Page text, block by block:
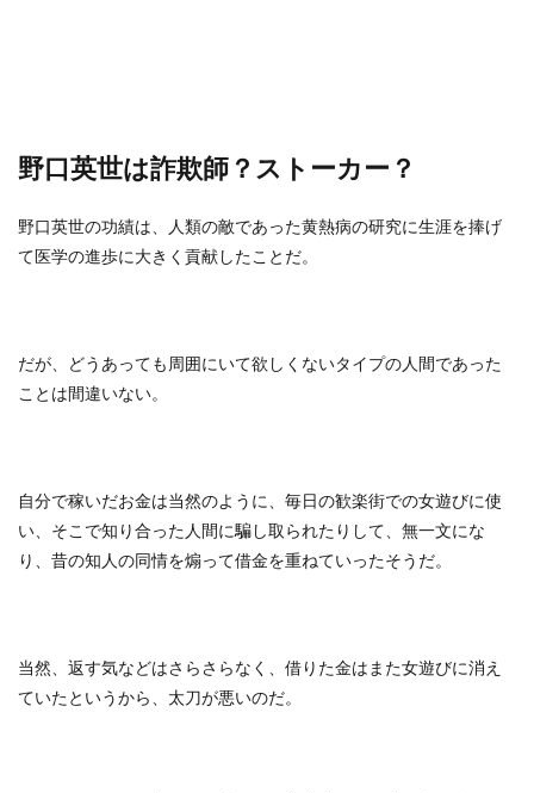
野口英世は詐欺師？ストーカー？
野口英世の功績は、人類の敵であった黄熱病の研究に生涯を捧げ
て医学の進歩に大きく貢献したことだ。
だが、どうあっても周囲にいて欲しくないタイプの人間であった
ことは間違いない。
自分で稼いだお金は当然のように、毎日の歓楽街での女遊びに使
い、そこで知り合った人間に騙し取られたりして、無一文にな
り、昔の知人の同情を煽って借金を重ねていったそうだ。
当然、返す気などはさらさらなく、借りた金はまた女遊びに消え
ていたというから、太刀が悪いのだ。